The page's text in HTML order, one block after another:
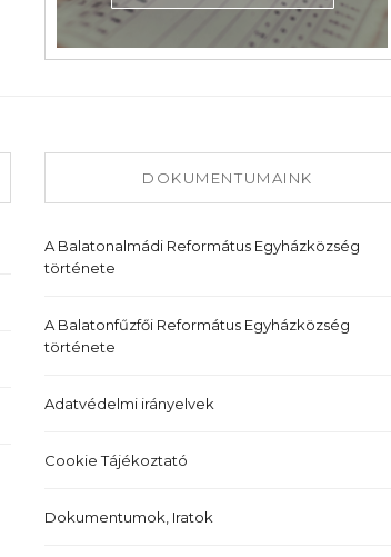
DOKUMENTUMAINK
A Balatonalmádi Református Egyházközség
története
A Balatonfűzfői Református Egyházközség
története
Adatvédelmi irányelvek
Cookie Tájékoztató
Dokumentumok, Iratok